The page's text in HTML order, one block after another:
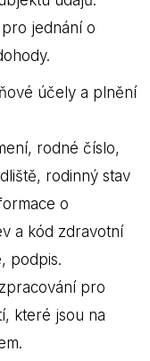
jednání o
účely a plnění
rodné číslo,
rodinný stav
o
a kód zdravotní
podpis.
pro
které jsou na